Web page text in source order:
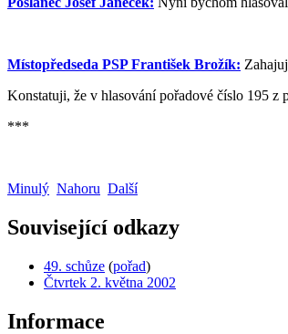
Místopředseda PSP František Brožík:
Konstatuji, že v hlasování pořadové číslo 195
***
Minulý Nahoru Další
Související odkazy
49. schůze (pořad)
Čtvrtek 2. května 2002
Informace